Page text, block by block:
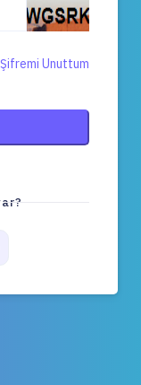
Şifremi Unuttum